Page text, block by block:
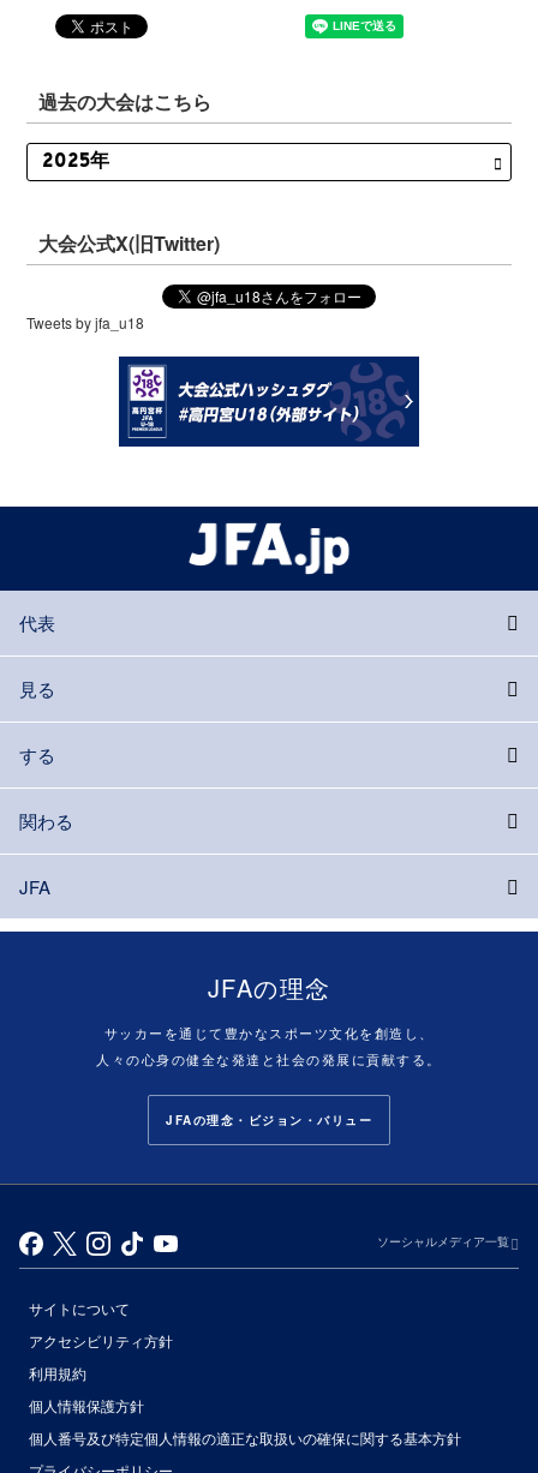
過去の大会はこちら
大会公式X(旧Twitter)
Tweets by jfa_u18
代表
見る
する
関わる
JFA
JFAの理念
サッカーを通じて豊かなスポーツ文化を創造し、
人々の心身の健全な発達と社会の発展に貢献する。
JFAの理念・ビジョン・バリュー
ソーシャルメディア一覧
サイトについて
アクセシビリティ方針
利用規約
個人情報保護方針
個人番号及び特定個人情報の適正な取扱いの確保に関する基本方針